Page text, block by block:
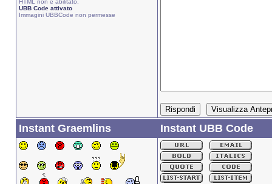
HTML non è abilitato.
UBB Code attivato
Immagini UBBCode non permesse
Instant Graemlins Instant UBB Code